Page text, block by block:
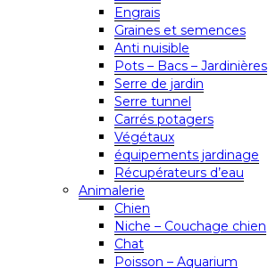
Engrais
Graines et semences
Anti nuisible
Pots – Bacs – Jardinières
Serre de jardin
Serre tunnel
Carrés potagers
Végétaux
équipements jardinage
Récupérateurs d’eau
Animalerie
Chien
Niche – Couchage chien
Chat
Poisson – Aquarium